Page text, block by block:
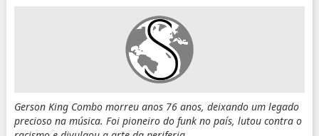
Gerson King Combo morreu anos 76 anos, deixando um legado
precioso na música. Foi pioneiro do funk no país, lutou contra o
Share this widget
📌